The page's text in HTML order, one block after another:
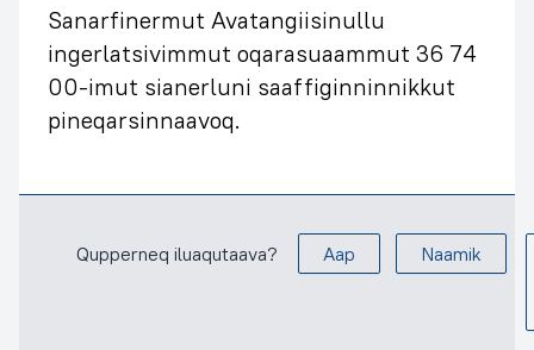
Sanarfinermut Avatangiisinullu
ingerlatsivimmut oqarasuaammut 36 74
00-imut sianerluni saaffiginninnikkut
pineqarsinnaavoq.
Qupperneq iluaqutaava? Aap Naamik